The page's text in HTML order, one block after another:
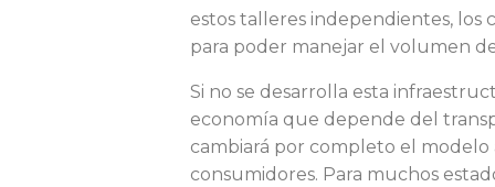
s
y
estos talleres independientes, los
para poder manejar el volumen
Si no se desarrolla esta
economía que depende del
cambiará por completo el
consumidores. Para muchos